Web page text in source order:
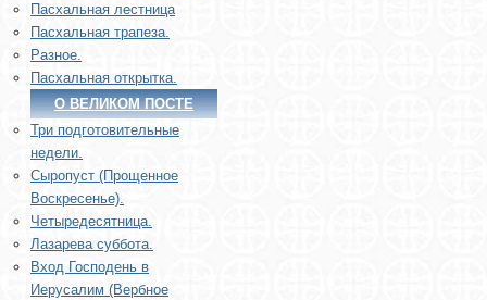
Пасхальная лестница
Пасхальная трапеза.
Разное.
Пасхальная открытка.
О ВЕЛИКОМ ПОСТЕ
Три подготовительные
недели.
Сыропуст (Прощенное
Воскресенье).
Четыредесятница.
Лазарева суббота.
Вход Господень в
Иерусалим (Вербное